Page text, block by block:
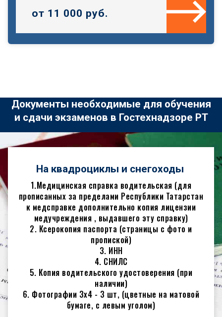
от 11 000 руб.
Документы необходимые для обучения
и сдачи экзаменов в Гостехнадзоре РТ
На квадроциклы и снегоходы
1.Медицинская справка водительская (для
прописанных за пределами Республики Татарстан
к медсправке дополнительно копия лицензии
медучреждения , выдавшего эту справку)
2. Ксерокопия паспорта (страницы с фото и
пропиской)
3. ИНН
4. СНИЛС
5. Копия водительского удостоверения (при
наличии)
6. Фотографии 3х4 - 3 шт, (цветные на матовой
бумаге, с левым уголом)